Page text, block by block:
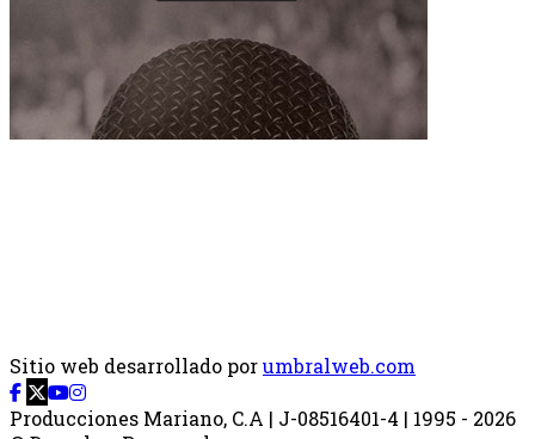
Sitio web desarrollado porumbralweb.com
Producciones Mariano, C.A | J-08516401-4 | 1995 - 2026